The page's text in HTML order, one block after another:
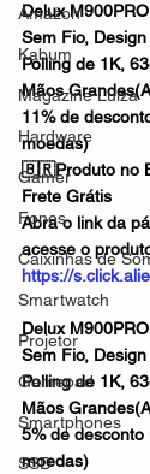
Amazon
Kabum
Magazine Luiza
Hardware
Gamer
Fones
Caixinhas de
Smartwatch
Projetor
Gamepad
Smartphones
SSD
Delux
Sem Fio,
Polling de 1K,
Mãos
11% de
moedas)
🇧🇷Produto no
Frete Grátis
Abra o link da
acesse o
https://
Delux
Sem Fio,
Polling de 1K,
Mãos
5% de
moedas)